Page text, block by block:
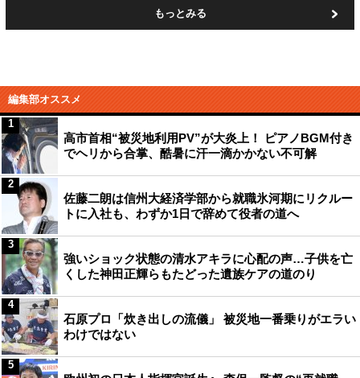
もっとみる
編集部オススメ
高市首相“被災地利用PV”が大炎上！ ピアノBGM付き
でヘリから合掌、酷暑に汗一滴かかない不可解
1
佐藤二朗は信州大経済学部から就職氷河期にリクルー
トに入社も、わずか1日で辞めて役者の道へ
2
強いショック状態の清水アキラに心配の声…子供を亡
くした神田正輝らもたどった遺族ケアの道のり
3
石原プロ「炊き出しの流儀」 被災地一番乗りがエラい
わけではない
4
5